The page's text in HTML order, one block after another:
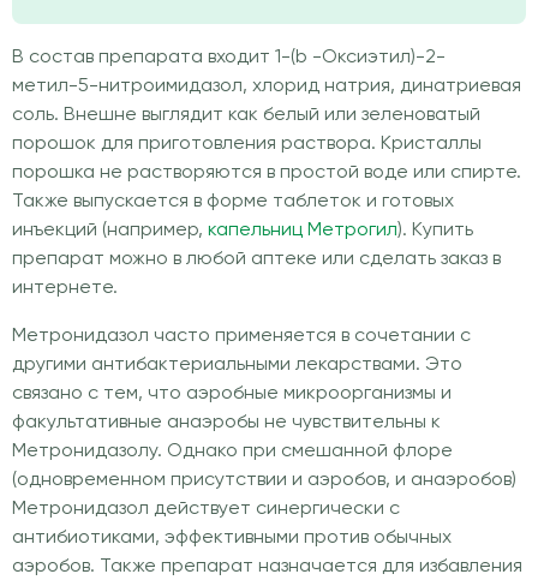
В состав препарата входит 1-(b -Оксиэтил)-2-
метил-5-нитроимидазол, хлорид натрия, динатриевая
соль. Внешне выглядит как белый или зеленоватый
порошок для приготовления раствора. Кристаллы
порошка не растворяются в простой воде или спирте.
Также выпускается в форме таблеток и готовых
инъекций (например, капельниц Метрогил). Купить
препарат можно в любой аптеке или сделать заказ в
интернете.
Метронидазол часто применяется в сочетании с
другими антибактериальными лекарствами. Это
связано с тем, что аэробные микроорганизмы и
факультативные анаэробы не чувствительны к
Метронидазолу. Однако при смешанной флоре
(одновременном присутствии и аэробов, и анаэробов)
Метронидазол действует синергически с
антибиотиками, эффективными против обычных
аэробов. Также препарат назначается для избавления